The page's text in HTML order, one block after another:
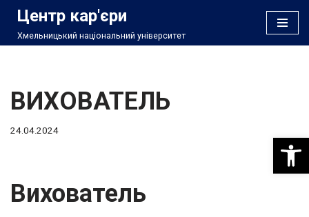
Перейти
Центр кар'єри
Хмельницький національний університет
ВИХОВАТЕЛЬ
24.04.2024
Вихователь